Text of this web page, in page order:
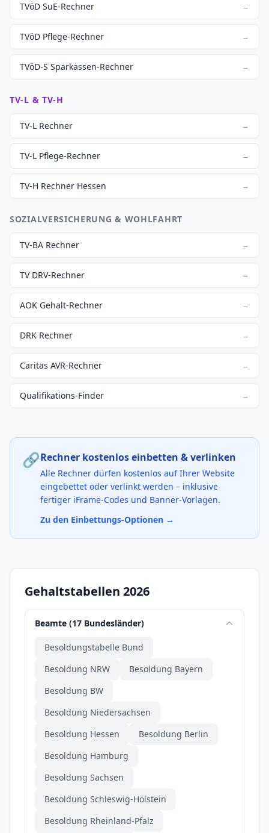
TVöD SuE-Rechner →
TVöD Pflege-Rechner →
TVöD-S Sparkassen-Rechner →
TV-L & TV-H
TV-L Rechner →
TV-L Pflege-Rechner →
TV-H Rechner Hessen →
SOZIALVERSICHERUNG & WOHLFAHRT
TV-BA Rechner →
TV DRV-Rechner →
AOK Gehalt-Rechner →
DRK Rechner →
Caritas AVR-Rechner →
Qualifikations-Finder →
🔗Rechner kostenlos einbetten & verlinken
Alle Rechner dürfen kostenlos auf Ihrer Website
eingebettet oder verlinkt werden – inklusive
fertiger iFrame-Codes und Banner-Vorlagen.
Zu den Einbettungs-Optionen →
Gehaltstabellen 2026
Beamte (17 Bundesländer)
Besoldungstabelle Bund
Besoldung NRW
Besoldung Bayern
Besoldung BW
Besoldung Niedersachsen
Besoldung Hessen
Besoldung Berlin
Besoldung Hamburg
Besoldung Sachsen
Besoldung Schleswig-Holstein
Besoldung Rheinland-Pfalz